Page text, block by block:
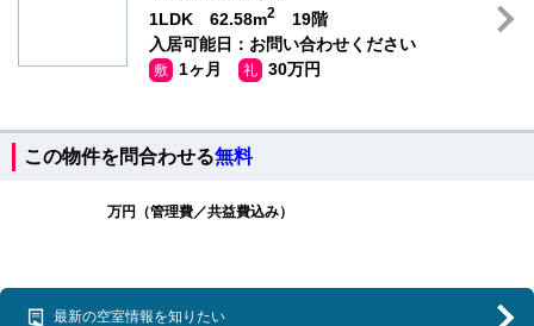
1LDK 62.58m2
19階
入居可能日：お問い合わせください
敷 1ヶ月 礼 30万円
この物件を問合わせる無料
万円（管理費／共益費込み）
最新の空室情報を知りたい